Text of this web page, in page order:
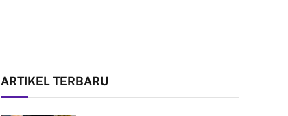
ARTIKEL TERBARU